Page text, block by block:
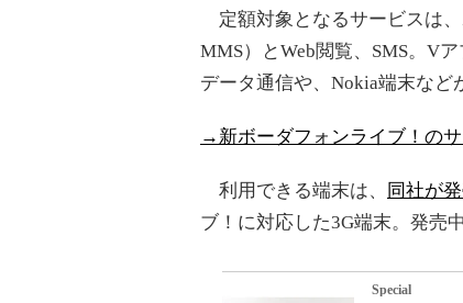
定額対象となるサービスは
MMS）とWeb閲覧、SMS。V
データ通信や、Nokia端末など
→新ボーダフォンライブ！の
利用できる端末は、 同社が
ブ！に対応した3G端末。発売
Special